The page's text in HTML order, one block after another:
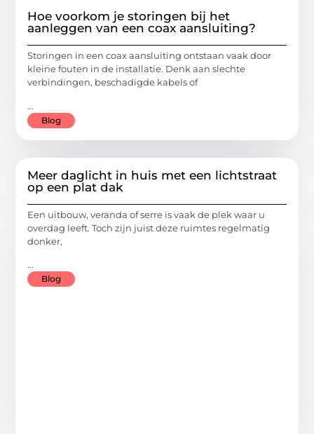
Hoe voorkom je storingen bij het
aanleggen van een coax aansluiting?
Storingen in een coax aansluiting ontstaan vaak door
kleine fouten in de installatie. Denk aan slechte
verbindingen, beschadigde kabels of
...
Blog
Meer daglicht in huis met een lichtstraat
op een plat dak
Een uitbouw, veranda of serre is vaak de plek waar u
overdag leeft. Toch zijn juist deze ruimtes regelmatig
donker,
...
Blog